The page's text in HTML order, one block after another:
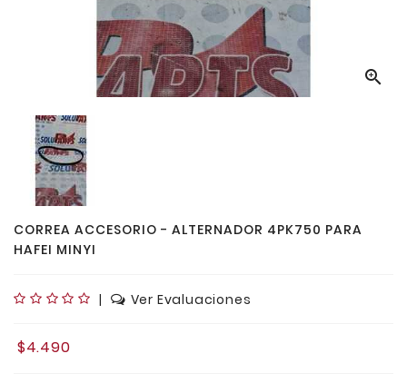

CORREA ACCESORIO - ALTERNADOR 4PK750 PARA
HAFEI MINYI
| Ver Evaluaciones
$4.490